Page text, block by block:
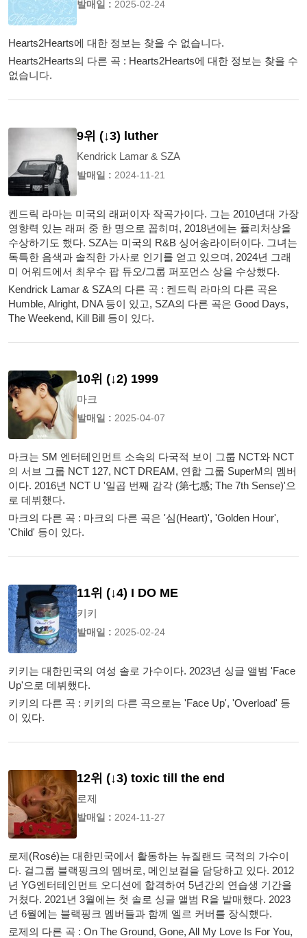
발매일 : 2025-02-24
Hearts2Hearts에 대한 정보는 찾을 수 없습니다.
Hearts2Hearts의 다른 곡 : Hearts2Hearts에 대한 정보는 찾을 수
없습니다.
9위 (↓3) luther
Kendrick Lamar & SZA
발매일 : 2024-11-21
켄드릭 라마는 미국의 래퍼이자 작곡가이다. 그는 2010년대 가장
영향력 있는 래퍼 중 한 명으로 꼽히며, 2018년에는 퓰리처상을
수상하기도 했다. SZA는 미국의 R&B 싱어송라이터이다. 그녀는
독특한 음색과 솔직한 가사로 인기를 얻고 있으며, 2024년 그래
미 어워드에서 최우수 팝 듀오/그룹 퍼포먼스 상을 수상했다.
Kendrick Lamar & SZA의 다른 곡 : 켄드릭 라마의 다른 곡은
Humble, Alright, DNA 등이 있고, SZA의 다른 곡은 Good Days,
The Weekend, Kill Bill 등이 있다.
10위 (↓2) 1999
마크
발매일 : 2025-04-07
마크는 SM 엔터테인먼트 소속의 다국적 보이 그룹 NCT와 NCT
의 서브 그룹 NCT 127, NCT DREAM, 연합 그룹 SuperM의 멤버
이다. 2016년 NCT U '일곱 번째 감각 (第七感; The 7th Sense)'으
로 데뷔했다.
마크의 다른 곡 : 마크의 다른 곡은 '심(Heart)', 'Golden Hour',
'Child' 등이 있다.
11위 (↓4) I DO ME
키키
발매일 : 2025-02-24
키키는 대한민국의 여성 솔로 가수이다. 2023년 싱글 앨범 'Face
Up'으로 데뷔했다.
키키의 다른 곡 : 키키의 다른 곡으로는 'Face Up', 'Overload' 등
이 있다.
12위 (↓3) toxic till the end
로제
발매일 : 2024-11-27
로제(Rosé)는 대한민국에서 활동하는 뉴질랜드 국적의 가수이
다. 걸그룹 블랙핑크의 멤버로, 메인보컬을 담당하고 있다. 2012
년 YG엔터테인먼트 오디션에 합격하여 5년간의 연습생 기간을
거쳤다. 2021년 3월에는 첫 솔로 싱글 앨범 R을 발매했다. 2023
년 6월에는 블랙핑크 멤버들과 함께 엘르 커버를 장식했다.
로제의 다른 곡 : On The Ground, Gone, All My Love Is For You,